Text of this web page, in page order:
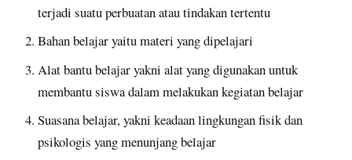
terjadi suatu perbuatan atau tindakan tertentu
Bahan belajar yaitu materi yang dipelajari
Alat bantu belajar yakni alat yang digunakan untuk
membantu siswa dalam melakukan kegiatan belajar
Suasana belajar, yakni keadaan lingkungan fisik dan
psikologis yang menunjang belajar